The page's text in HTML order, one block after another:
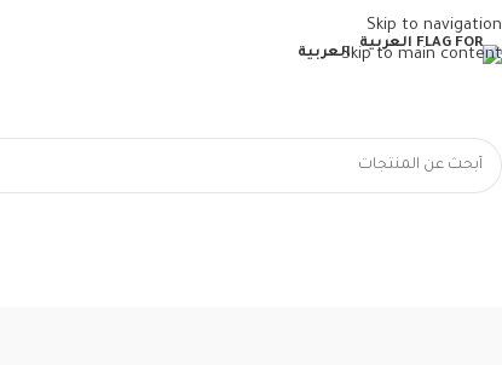
Skip to navigation
Skip to main contentالعربية